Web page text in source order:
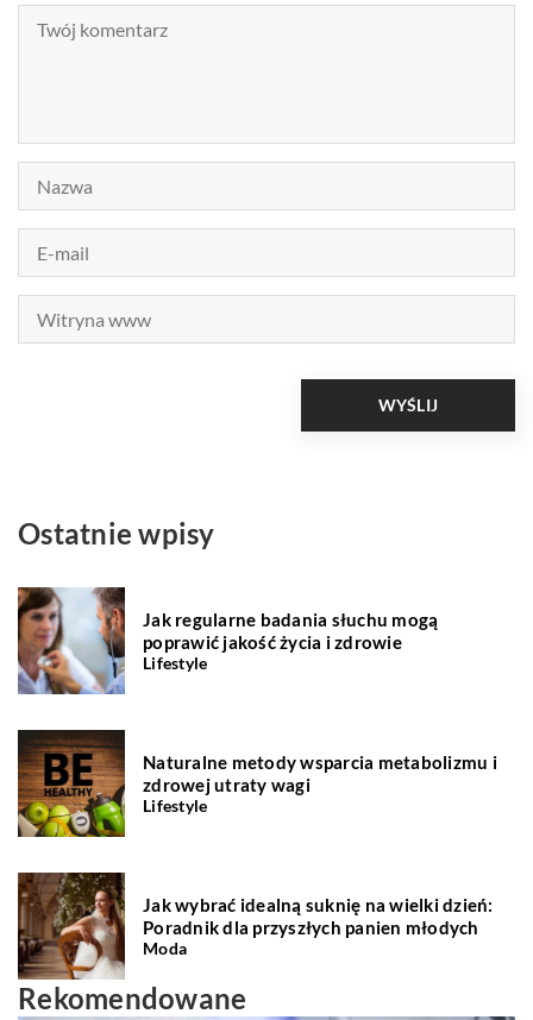
Ostatnie wpisy
Jak regularne badania słuchu mogą
poprawić jakość życia i zdrowie
Lifestyle
Naturalne metody wsparcia metabolizmu i
zdrowej utraty wagi
Lifestyle
Jak wybrać idealną suknię na wielki dzień:
Poradnik dla przyszłych panien młodych
Moda
Rekomendowane